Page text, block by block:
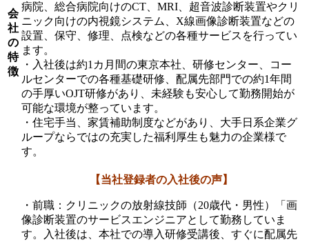
会
社
の
特
徴
病院、総合病院向けのCT、MRI、超音波診断装置やクリ
ニック向けの内視鏡システム、X線画像診断装置などの
設置、保守、修理、点検などの各種サービスを行ってい
ます。
・入社後は約1カ月間の東京本社、研修センター、コー
ルセンターでの各種基礎研修、配属先部門での約1年間
の手厚いOJT研修があり、未経験も安心して勤務開始が
可能な環境が整っています。
・住宅手当、家賃補助制度などがあり、大手日系企業グ
ループならではの充実した福利厚生も魅力の企業様で
す。
【当社登録者の入社後の声】
・前職：クリニックの放射線技師（20歳代・男性）「画
像診断装置のサービスエンジニアとして勤務していま
す。入社後は、本社での導入研修受講後、すぐに配属先